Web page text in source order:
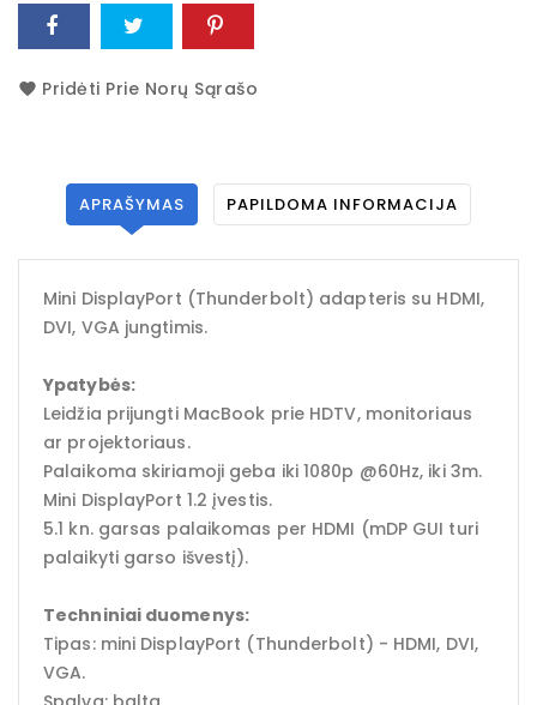
Pridėti Prie Norų Sąrašo
APRAŠYMAS PAPILDOMA INFORMACIJA
Mini DisplayPort (Thunderbolt) adapteris su HDMI,
DVI, VGA jungtimis.
Ypatybės:
Leidžia prijungti MacBook prie HDTV, monitoriaus
ar projektoriaus.
Palaikoma skiriamoji geba iki 1080p @60Hz, iki 3m.
Mini DisplayPort 1.2 įvestis.
5.1 kn. garsas palaikomas per HDMI (mDP GUI turi
palaikyti garso išvestį).
Techniniai duomenys:
Tipas: mini DisplayPort (Thunderbolt) - HDMI, DVI,
VGA.